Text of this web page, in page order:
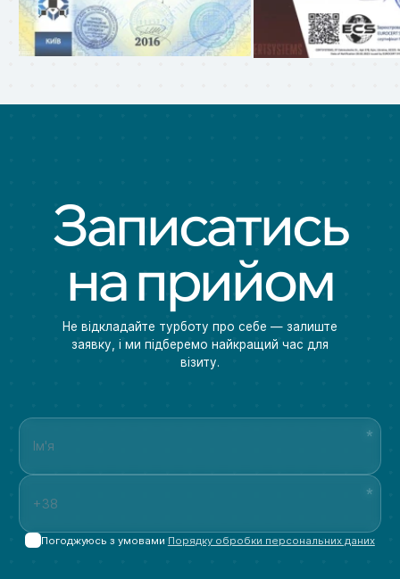
Записатись
на прийом
Не відкладайте турботу про себе — залиште
заявку, і ми підберемо найкращий час для
візиту.
Погоджуюсь з умовами Порядку обробки персональних даних